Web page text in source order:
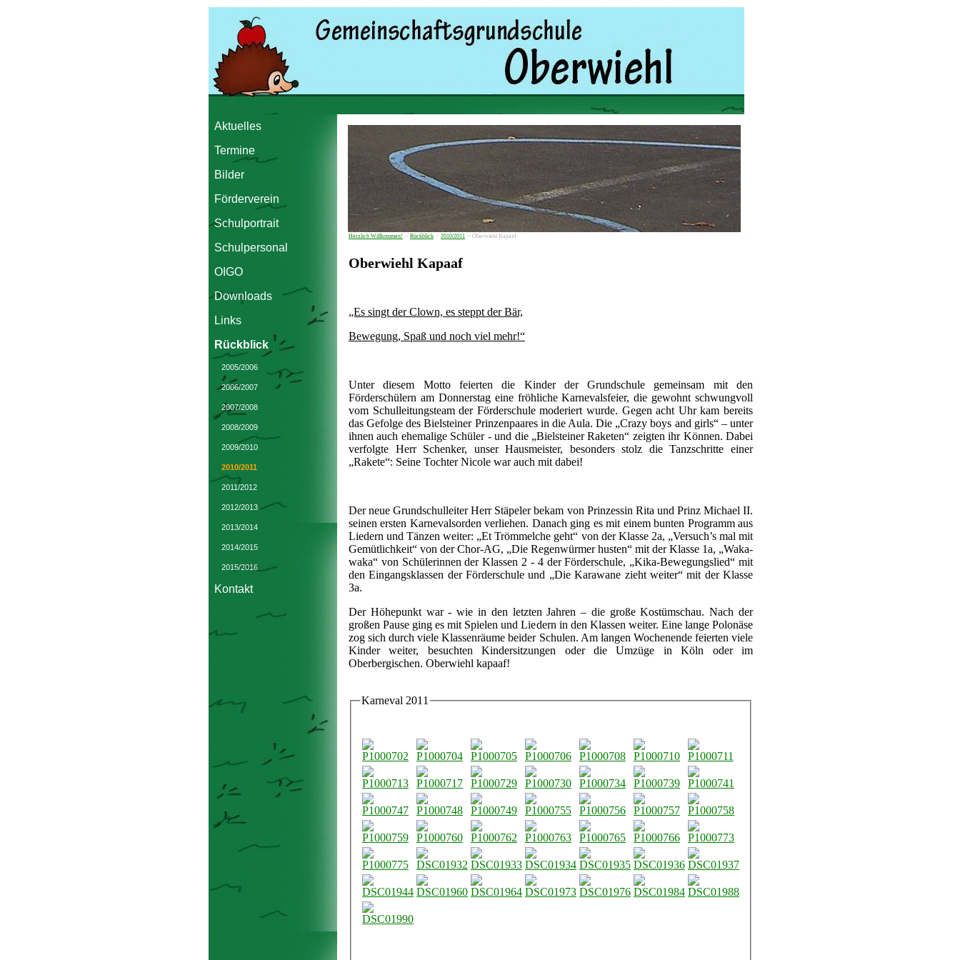
Aktuelles
Termine
Bilder
Förderverein
Schulportrait
Schulpersonal
OIGO
Downloads
Links
Rückblick
2005/2006
2006/2007
2007/2008
2008/2009
2009/2010
2010/2011
2011/2012
2012/2013
2013/2014
2014/2015
2015/2016
Kontakt
Herzlich Willkommen! › Rückblick › 2010/2011 › Oberwiehl Kapaaf
Oberwiehl Kapaaf
„Es singt der Clown, es steppt der Bär,
Bewegung, Spaß und noch viel mehr!“
Unter diesem Motto feierten die Kinder der Grundschule gemeinsam mit den
Förderschülern am Donnerstag eine fröhliche Karnevalsfeier, die gewohnt schwungvoll
vom Schulleitungsteam der Förderschule moderiert wurde. Gegen acht Uhr kam bereits
das Gefolge des Bielsteiner Prinzenpaares in die Aula. Die „Crazy boys and girls“ – unter
ihnen auch ehemalige Schüler - und die „Bielsteiner Raketen“ zeigten ihr Können. Dabei
verfolgte Herr Schenker, unser Hausmeister, besonders stolz die Tanzschritte einer
„Rakete“: Seine Tochter Nicole war auch mit dabei!
Der neue Grundschulleiter Herr Stäpeler bekam von Prinzessin Rita und Prinz Michael II.
seinen ersten Karnevalsorden verliehen. Danach ging es mit einem bunten Programm aus
Liedern und Tänzen weiter: „Et Trömmelche geht“ von der Klasse 2a, „Versuch’s mal mit
Gemütlichkeit“ von der Chor-AG, „Die Regenwürmer husten“ mit der Klasse 1a, „Waka-
waka“ von Schülerinnen der Klassen 2 - 4 der Förderschule, „Kika-Bewegungslied“ mit
den Eingangsklassen der Förderschule und „Die Karawane zieht weiter“ mit der Klasse
3a.
Der Höhepunkt war - wie in den letzten Jahren – die große Kostümschau. Nach der
großen Pause ging es mit Spielen und Liedern in den Klassen weiter. Eine lange Polonäse
zog sich durch viele Klassenräume beider Schulen. Am langen Wochenende feierten viele
Kinder weiter, besuchten Kindersitzungen oder die Umzüge in Köln oder im
Oberbergischen. Oberwiehl kapaaf!
Karneval 2011